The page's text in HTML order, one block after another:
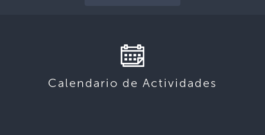
Calendario de Actividades